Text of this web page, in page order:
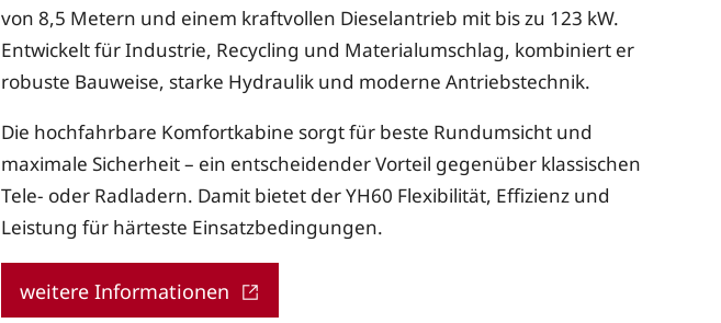
von 8,5 Metern und einem kraftvollen Dieselantrieb mit bis zu 123 kW.
Entwickelt für Industrie, Recycling und Materialumschlag, kombiniert er
robuste Bauweise, starke Hydraulik und moderne Antriebstechnik.
Die hochfahrbare Komfortkabine sorgt für beste Rundumsicht und
maximale Sicherheit – ein entscheidender Vorteil gegenüber klassischen
Tele- oder Radladern. Damit bietet der YH60 Flexibilität, Effizienz und
Leistung für härteste Einsatzbedingungen.
weitere Informationen